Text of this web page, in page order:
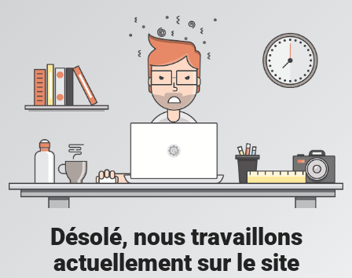
Désolé, nous travaillons
actuellement sur le site